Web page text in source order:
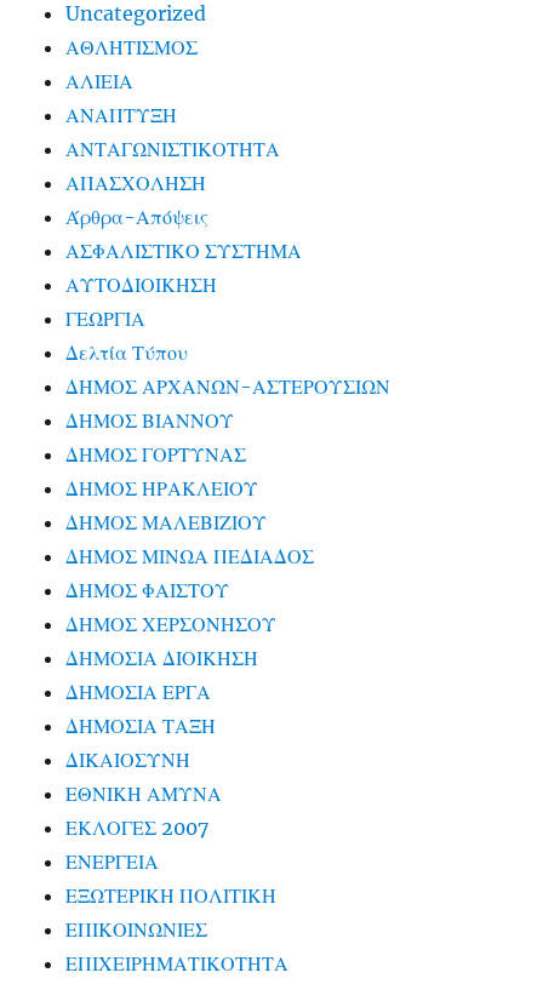
Uncategorized
ΑΘΛΗΤΙΣΜΟΣ
ΑΛΙΕΙΑ
ΑΝΑΠΤΥΞΗ
ΑΝΤΑΓΩΝΙΣΤΙΚΟΤΗΤΑ
ΑΠΑΣΧΟΛΗΣΗ
Άρθρα-Απόψεις
ΑΣΦΑΛΙΣΤΙΚΟ ΣΥΣΤΗΜΑ
ΑΥΤΟΔΙΟΙΚΗΣΗ
ΓΕΩΡΓΙΑ
Δελτία Τύπου
ΔΗΜΟΣ ΑΡΧΑΝΩΝ-ΑΣΤΕΡΟΥΣΙΩΝ
ΔΗΜΟΣ ΒΙΑΝΝΟΥ
ΔΗΜΟΣ ΓΟΡΤΥΝΑΣ
ΔΗΜΟΣ ΗΡΑΚΛΕΙΟΥ
ΔΗΜΟΣ ΜΑΛΕΒΙΖΙΟΥ
ΔΗΜΟΣ ΜΙΝΩΑ ΠΕΔΙΑΔΟΣ
ΔΗΜΟΣ ΦΑΙΣΤΟΥ
ΔΗΜΟΣ ΧΕΡΣΟΝΗΣΟΥ
ΔΗΜΟΣΙΑ ΔΙΟΙΚΗΣΗ
ΔΗΜΟΣΙΑ ΕΡΓΑ
ΔΗΜΟΣΙΑ ΤΑΞΗ
ΔΙΚΑΙΟΣΥΝΗ
ΕΘΝΙΚΗ ΑΜΥΝΑ
ΕΚΛΟΓΕΣ 2007
ΕΝΕΡΓΕΙΑ
ΕΞΩΤΕΡΙΚΗ ΠΟΛΙΤΙΚΗ
ΕΠΙΚΟΙΝΩΝΙΕΣ
ΕΠΙΧΕΙΡΗΜΑΤΙΚΟΤΗΤΑ